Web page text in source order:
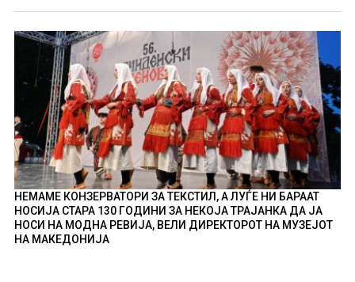
НЕМАМЕ КОНЗЕРВАТОРИ ЗА ТЕКСТИЛ, А ЛУЃЕ НИ БАРААТ
НОСИЈА СТАРА 130 ГОДИНИ ЗА НЕКОЈА ТРАЈАНКА ДА ЈА
НОСИ НА МОДНА РЕВИЈА, ВЕЛИ ДИРЕКТОРОТ НА МУЗЕЈОТ
НА МАКЕДОНИЈА